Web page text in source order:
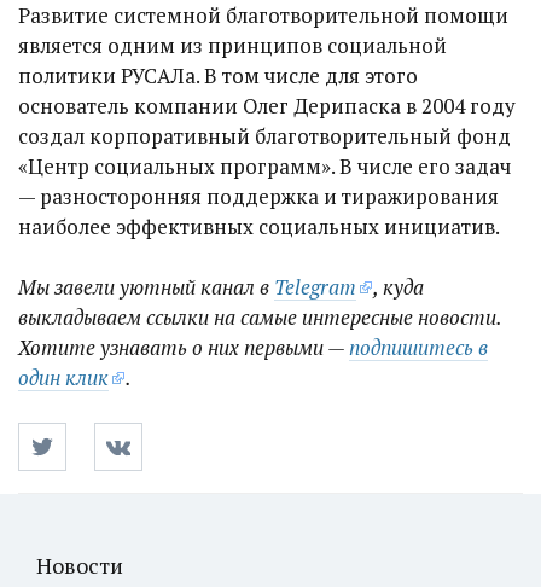
Развитие системной благотворительной помощи
является одним из принципов социальной
политики РУСАЛа. В том числе для этого
основатель компании Олег Дерипаска в 2004 году
создал корпоративный благотворительный фонд
«Центр социальных программ». В числе его задач
— разносторонняя поддержка и тиражирования
наиболее эффективных социальных инициатив.
Мы завели уютный канал в Telegram
, куда
выкладываем ссылки на самые интересные новости.
Хотите узнавать о них первыми —подпишитесь в
один клик
.
Новости